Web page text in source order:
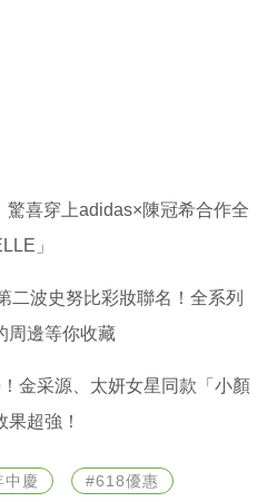
驚喜穿上adidas×陳冠希合作全
」
二波史努比彩妝聯名！全系列
周邊等你收藏
金采源、太妍女星同款「小顏
超強！
慶 #618優惠